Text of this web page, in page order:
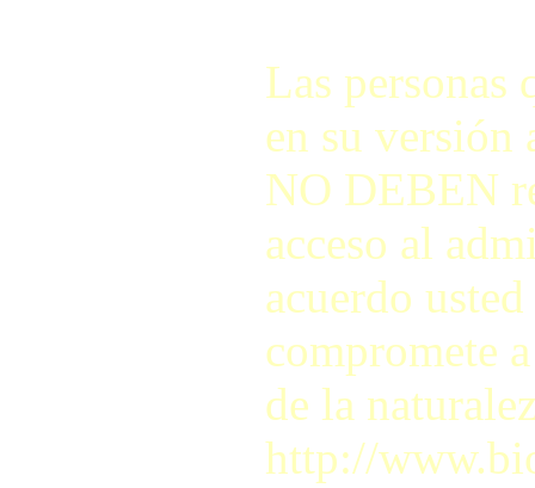
Las personas
en su versión
NO DEBEN
acceso al
acuerdo
compromete
de la
http://